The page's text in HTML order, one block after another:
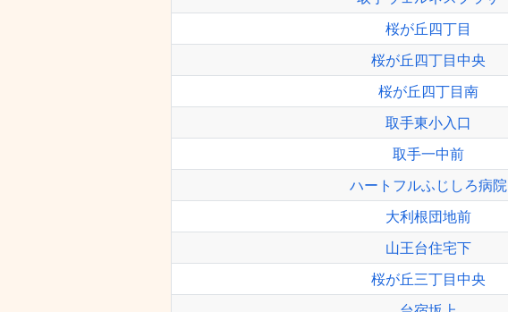
桜が丘四丁目
桜が丘四丁目中央
桜が丘四丁目南
取手東小入口
取手一中前
ハートフルふじしろ病院
大利根団地前
山王台住宅下
桜が丘三丁目中央